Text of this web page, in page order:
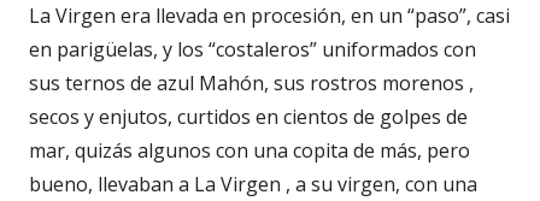
La Virgen era llevada en procesión, en un “paso”, casi
en parigüelas, y los “costaleros” uniformados con
sus ternos de azul Mahón, sus rostros morenos ,
secos y enjutos, curtidos en cientos de golpes de
mar, quizás algunos con una copita de más, pero
bueno, llevaban a La Virgen , a su virgen, con una